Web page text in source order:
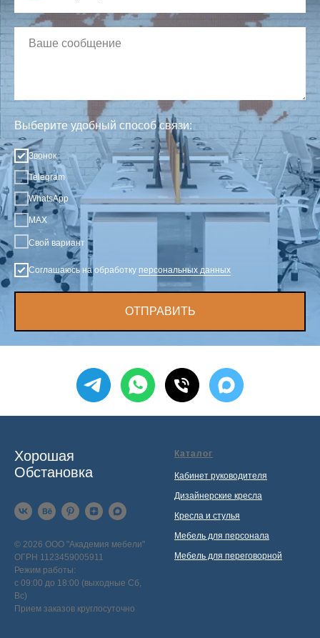
Выберите удобный способ связи:
Звонок
Telegram
WhatsApp
MAX
Свой вариант
Соглашаюсь на обработку персональных данных
ОТПРАВИТЬ
Хорошая
Обстановка
© 2026 ООО "Академия мебели"
ОГРН 1123459005911
Режим работы:
с 09:00 до 18:00 (выходные Сб,
Вс)
Прием заказов круглосуточно
Каталог
Кабинет руководителя
Дизайнерские кресла
Кресла и стулья
Мебель для персонала
Мебель для переговорной